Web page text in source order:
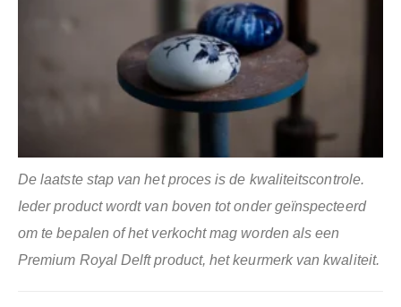
De laatste stap van het proces is de kwaliteitscontrole.
Ieder product wordt van boven tot onder geïnspecteerd
om te bepalen of het verkocht mag worden als een
Premium Royal Delft product, het keurmerk van kwaliteit.